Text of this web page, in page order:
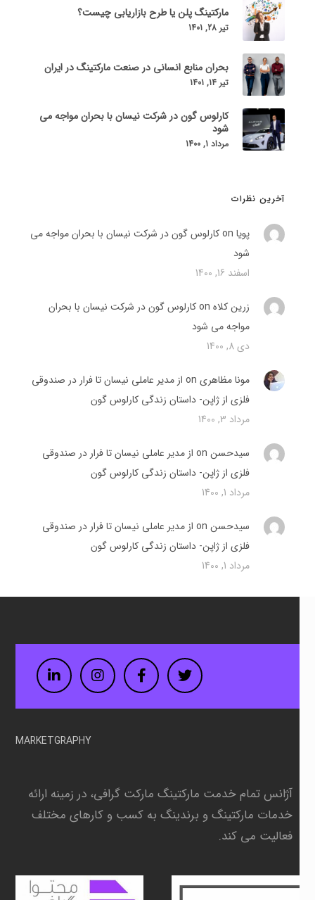
مارکتینگ پلن یا طرح بازاریابی چیست؟
تیر 28, 1401
بحران منابع انسانی در صنعت مارکتینگ در ایران
تیر 14, 1401
کارلوس گون در شرکت نیسان با بحران مواجه می
شود
مرداد 1, 1400
آخرین نظرات
پویا on
کارلوس گون در شرکت نیسان با بحران مواجه می
شود
اسفند 16, 1400
زرین کلاهon
کارلوس گون در شرکت نیسان با بحران
مواجه می شود
دی 8, 1400
مونا مظاهری on
از مدیر عاملی نیسان تا فرار در صندوقی
فلزی از ژاپن- داستان زندگی کارلوس گون
مرداد 3, 1400
سیدحسن on
از مدیر عاملی نیسان تا فرار در صندوقی
فلزی از ژاپن- داستان زندگی کارلوس گون
مرداد 1, 1400
سیدحسن on
از مدیر عاملی نیسان تا فرار در صندوقی
فلزی از ژاپن- داستان زندگی کارلوس گون
مرداد 1, 1400
Twitter
Facebook
Instagram
LinkedIn
MARKETGRAPHY
آژانس تمام خدمت مارکتینگ مارکت گرافی، در زمینه ارائه
خدمات مارکتینگ و برندینگ به کسب و کارهای مختلف
فعالیت می کند.